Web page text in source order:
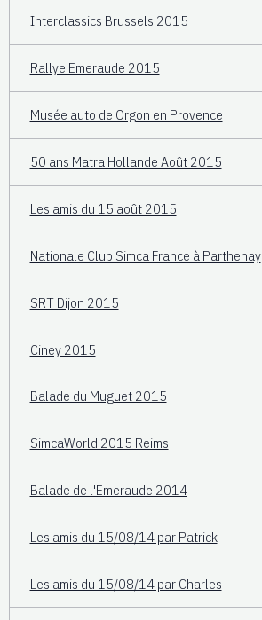
Interclassics Brussels 2015
Rallye Emeraude 2015
Musée auto de Orgon en Provence
50 ans Matra Hollande Août 2015
Les amis du 15 août 2015
Nationale Club Simca France à Parthenay
SRT Dijon 2015
Ciney 2015
Balade du Muguet 2015
SimcaWorld 2015 Reims
Balade de l'Emeraude 2014
Les amis du 15/08/14 par Patrick
Les amis du 15/08/14 par Charles